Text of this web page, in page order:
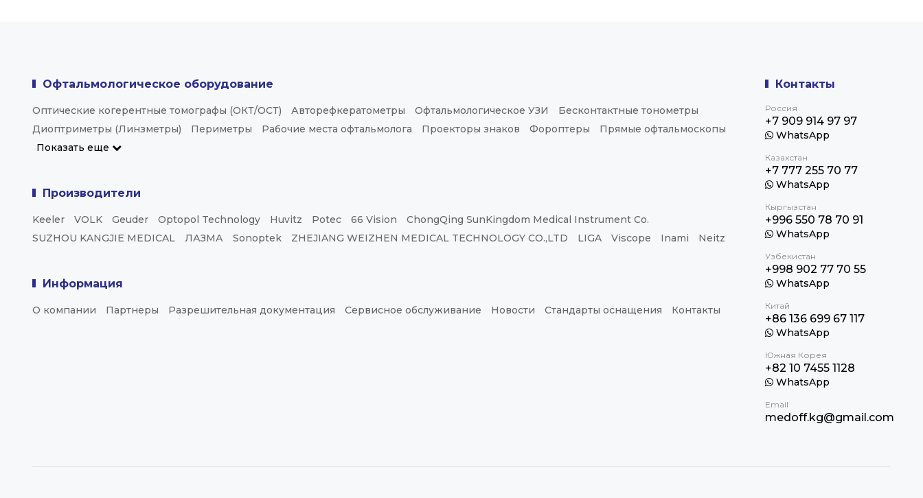
Офтальмологическое оборудование
Оптические когерентные томографы (ОКТ/ОСТ) Авторефкератометры Офтальмологическое УЗИ
Бесконтактные тонометры
Диоптриметры (Линзметры)
Периметры Рабочие места офтальмолога Проекторы знаков Фороптеры
Прямые офтальмоскопы
Показать еще
Производители
Keeler VOLK Geuder Optopol Technology Huvitz Potec 66 Vision
ChongQing SunKingdom Medical Instrument Co.
SUZHOU KANGJIE MEDICAL
ЛАЗМА Sonoptek ZHEJIANG WEIZHEN MEDICAL TECHNOLOGY CO.,LTD LIGA Viscope Inami Neitz
Информация
О компании Партнеры Разрешительная документация Сервисное обслуживание Новости Стандарты оснащения Контакты
Контакты
Россия
+7 909 914 97 97
WhatsApp
Казахстан
+7 777 255 70 77
WhatsApp
Кыргызстан
+996 550 78 70 91
WhatsApp
Узбекистан
+998 902 77 70 55
WhatsApp
Китай
+86 136 699 67 117
WhatsApp
Южная Корея
+82 10 7455 1128
WhatsApp
Email
medoff.kg@gmail.com